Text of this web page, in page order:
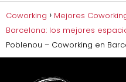
Coworking Mejores
Barcelona: los mejores
Poblenou – Coworking en